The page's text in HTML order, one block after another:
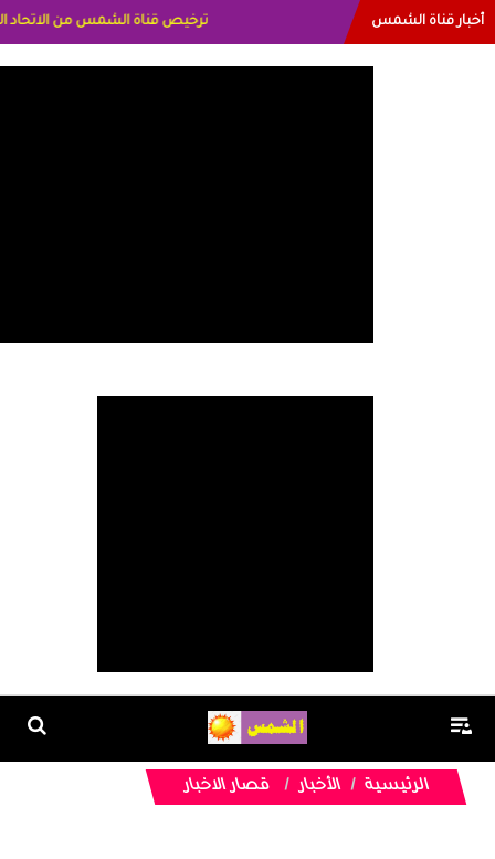
أخبار قناة الشمس
الرئيسية الأخبار قصار الاخبار